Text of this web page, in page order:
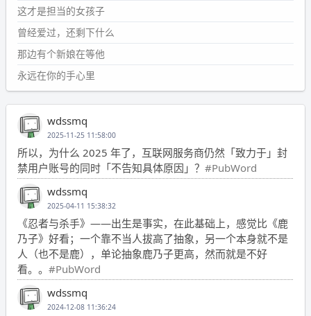
这才是担当的女孩子
曾经爱过，还剩下什么
那边有个新娘在等他
永远在你的手心里
wdssmq
2025-11-25 11:58:00
所以，为什么 2025 年了，互联网服务商仍然「致力于」封
禁用户账号的同时「不告知具体原因」？ #PubWord
wdssmq
2025-04-11 15:38:32
《忍者与杀手》——出生是事实，在此基础上，感觉比《鹿
乃子》好看；一个靠不当人拔高了抽象，另一个本身就不是
人（也不是鹿），单论抽象鹿乃子更高，然而就是不好
看。。 #PubWord
wdssmq
2024-12-08 11:36:24